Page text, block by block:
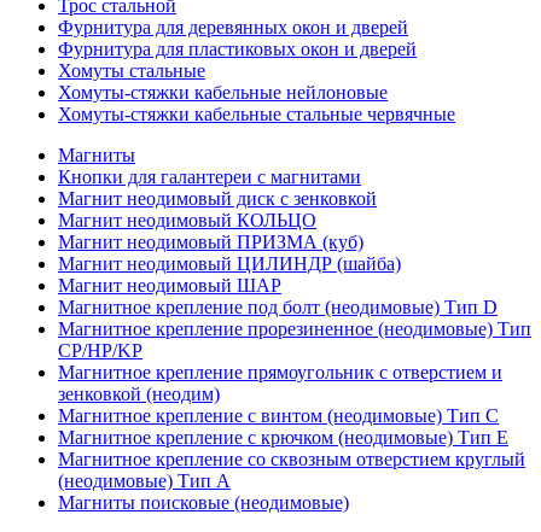
Трос стальной
Фурнитура для деревянных окон и дверей
Фурнитура для пластиковых окон и дверей
Хомуты стальные
Хомуты-стяжки кабельные нейлоновые
Хомуты-стяжки кабельные стальные червячные
Магниты
Кнопки для галантереи с магнитами
Магнит неодимовый диск с зенковкой
Магнит неодимовый КОЛЬЦО
Магнит неодимовый ПРИЗМА (куб)
Магнит неодимовый ЦИЛИНДР (шайба)
Магнит неодимовый ШАР
Магнитное крепление под болт (неодимовые) Тип D
Магнитное крепление прорезиненное (неодимовые) Тип
CP/HP/KP
Магнитное крепление прямоугольник с отверстием и
зенковкой (неодим)
Магнитное крепление с винтом (неодимовые) Тип С
Магнитное крепление с крючком (неодимовые) Тип Е
Магнитное крепление со сквозным отверстием круглый
(неодимовые) Тип А
Магниты поисковые (неодимовые)